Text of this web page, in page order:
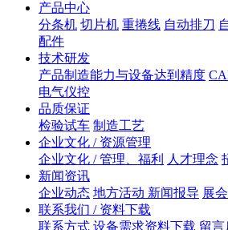
产品中心
分条机 切片机 重捲线 自动排刀
配件
技术研发
产品制造能力与设备达到精度
电气仪控
品质保证
检验试车 制造工艺
企业文化 / 资源管理
企业文化 / 管理、福利
人才理念
新闻资讯
企业动态 地方活动 新闻报导 展
联系我们 / 资料下载
联系方式 设备需求资料下载 留言